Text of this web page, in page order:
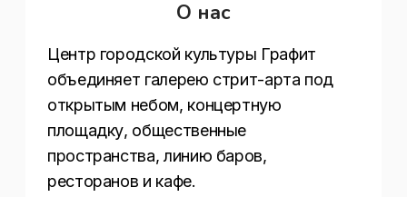
О нас
Центр городской культуры Графит
объединяет галерею стрит-арта под
открытым небом, концертную
площадку, общественные
пространства, линию баров,
ресторанов и кафе.